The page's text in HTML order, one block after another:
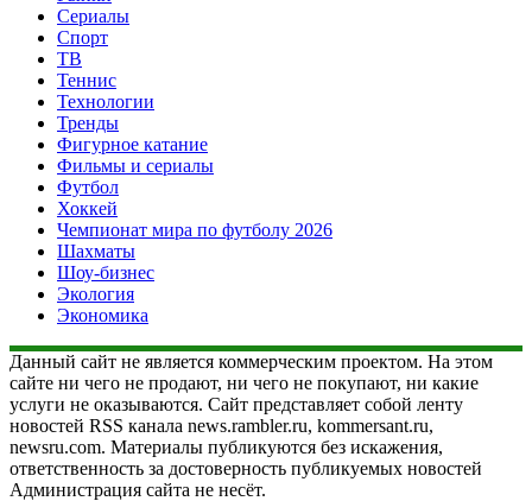
Сериалы
Спорт
ТВ
Теннис
Технологии
Тренды
Фигурное катание
Фильмы и сериалы
Футбол
Хоккей
Чемпионат мира по футболу 2026
Шахматы
Шоу-бизнес
Экология
Экономика
Данный сайт не является коммерческим проектом. На этом
сайте ни чего не продают, ни чего не покупают, ни какие
услуги не оказываются. Сайт представляет собой ленту
новостей RSS канала news.rambler.ru, kommersant.ru,
newsru.com. Материалы публикуются без искажения,
ответственность за достоверность публикуемых новостей
Администрация сайта не несёт.